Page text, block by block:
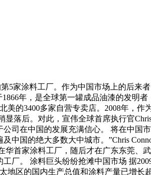
5家涂料工厂。作为中国市场上的后来
年，是全球第一罐成品油漆的发明
的3400多家自营专卖店。2008年，作
落后。对此，宣伟全球首席执行官
司在中国的发展充满信心。 将在中国
中国的绝大多数大中城市。”Chris
首家涂料工厂，随后才在广东东莞、
厂。 涂料巨头纷纷抢滩中国市场 据
地区的国内生产总值和涂料产量已增长